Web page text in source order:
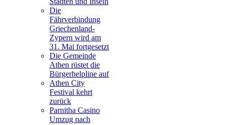
Die
Fährverbindung
Griechenland-
Zypern wird am
31. Mai fortgesetzt
Die Gemeinde
Athen rüstet die
Bürgerhelpline auf
Athen City
Festival kehrt
zurück
Parnitha Casino
Umzug nach